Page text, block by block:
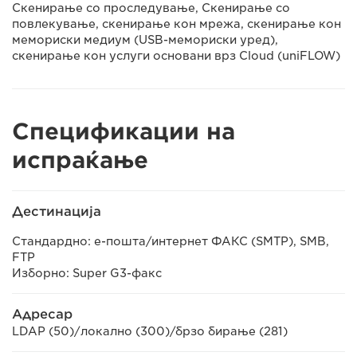
Скенирање со проследување, Скенирање со
повлекување, скенирање кон мрежа, скенирање кон
мемориски медиум (USB-мемориски уред),
скенирање кон услуги основани врз Cloud (uniFLOW)
Спецификации на
испраќање
Дестинација
Стандардно: е-пошта/интернет ФАКС (SMTP), SMB,
FTP
Изборно: Super G3-факс
Адресар
LDAP (50)/локално (300)/брзо бирање (281)